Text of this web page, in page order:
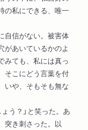
の私にできる、唯一
自信がない。被害体
があいているかのよ
みても、私には真っ
そこにどう言葉を付
いや、そもそも無な
う？」と笑った。あ
突き刺さった。以